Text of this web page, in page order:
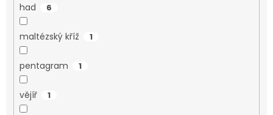
had 6
maltézský kříž 1
pentagram 1
vějíř 1